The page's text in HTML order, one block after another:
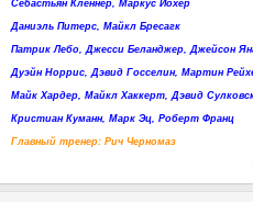
Себастьян Кленнер, Маркус Йохер
Даниэль Питерс, Майкл Бресагк
Патрик Лебо, Джесси Беланджер, Джейсон
Дуэйн Норрис, Дэвид Госселин, Мартин
Майк Хардер, Майкл Хаккерт, Дэвид
Кристиан Куманн, Марк Эц, Роберт Франц
Главный тренер: Рич Черномаз